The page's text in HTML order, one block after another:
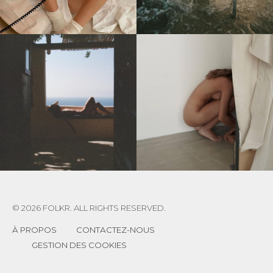
© 2026 FOLKR. ALL RIGHTS RESERVED.
À PROPOS
CONTACTEZ-NOUS
GESTION DES COOKIES